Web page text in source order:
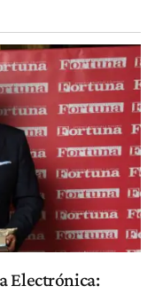
Electrónica: